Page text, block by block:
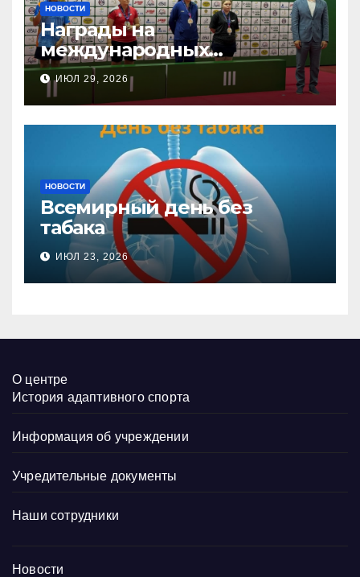
НОВОСТИ
Награды на
международных
соревнованиях
настольного тенниса ПОДА
ИЮЛ 29, 2026
НОВОСТИ
Всемирный день без
табака
ИЮЛ 23, 2026
О центре
История адаптивного спорта
Информация об учреждении
Учредительные документы
Наши сотрудники
Новости